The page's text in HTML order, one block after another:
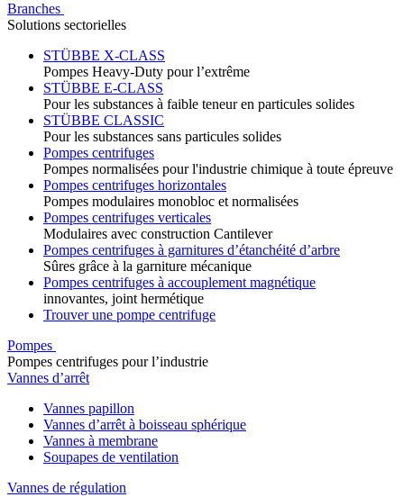
Branches
Solutions sectorielles
STÜBBE X-CLASS
Pompes Heavy-Duty pour l’extrême
STÜBBE E-CLASS
Pour les substances à faible teneur en particules solides
STÜBBE CLASSIC
Pour les substances sans particules solides
Pompes centrifuges
Pompes normalisées pour l'industrie chimique à toute épreuve
Pompes centrifuges horizontales
Pompes modulaires monobloc et normalisées
Pompes centrifuges verticales
Modulaires avec construction Cantilever
Pompes centrifuges à garnitures d’étanchéité d’arbre
Sûres grâce à la garniture mécanique
Pompes centrifuges à accouplement magnétique
innovantes, joint hermétique
Trouver une pompe centrifuge
Pompes
Pompes centrifuges pour l’industrie
Vannes d’arrêt
Vannes papillon
Vannes d’arrêt à boisseau sphérique
Vannes à membrane
Soupapes de ventilation
Vannes de régulation